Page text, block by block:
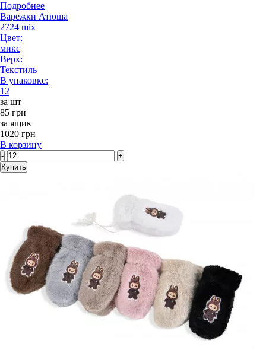
Подробнее
Варежки Атюша
2724 mix
Цвет:
микс
Верх:
Текстиль
В упаковке:
12
за шт
85 грн
за ящик
1020 грн
В корзину
-
+
Купить